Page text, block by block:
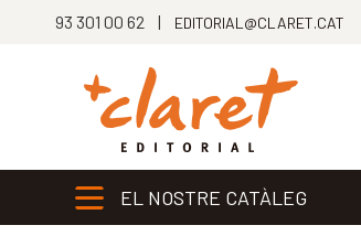
93 301 00 62 | EDITORIAL@CLARET.CAT
EL NOSTRE CATÀLEG